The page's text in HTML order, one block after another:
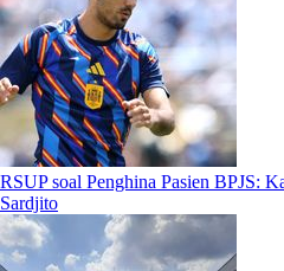
RSUP soal Penghina Pasien BPJS:
Sardjito